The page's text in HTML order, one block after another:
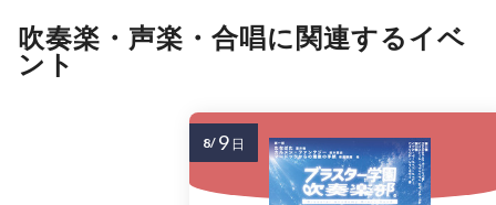
吹奏楽・声楽・合唱に関連するイベ
ント
8/ 9 日